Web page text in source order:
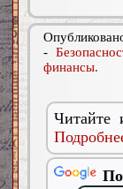
-
финансы.
Читайте